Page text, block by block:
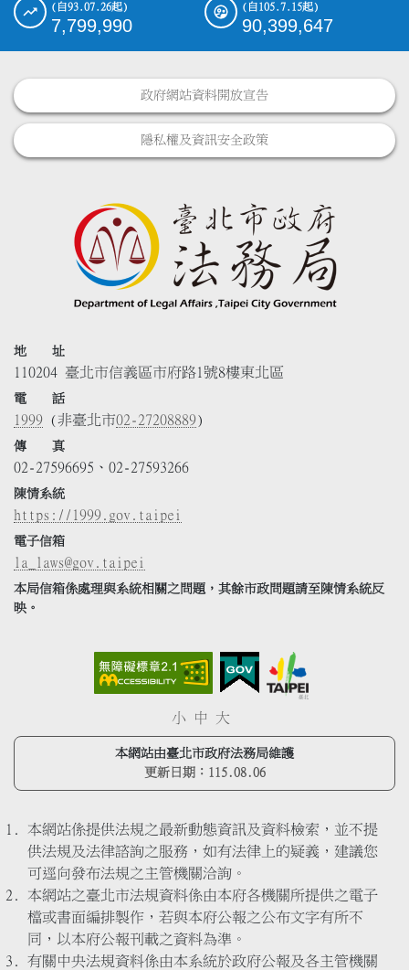
(自93.07.26起)
7,799,990
(自105.7.15起)
90,399,647
政府網站資料開放宣告
隱私權及資訊安全政策
地 址
110204 臺北市信義區市府路1號8樓東北區
電 話
1999 (非臺北市02-27208889)
傳 真
02-27596695、02-27593266
陳情系統
https://1999.gov.taipei
電子信箱
la_laws@gov.taipei
本局信箱係處理與系統相關之問題，其餘市政問題請至陳情系統反
映。
小 中 大
本網站由臺北市政府法務局維護
更新日期： 115.08.06
本網站係提供法規之最新動態資訊及資料檢索，並不提
供法規及法律諮詢之服務，如有法律上的疑義，建議您
可逕向發布法規之主管機關洽詢。
本網站之臺北市法規資料係由本府各機關所提供之電子
檔或書面編排製作，若與本府公報之公布文字有所不
同，以本府公報刊載之資料為準。
有關中央法規資料係由本系統於政府公報及各主管機關